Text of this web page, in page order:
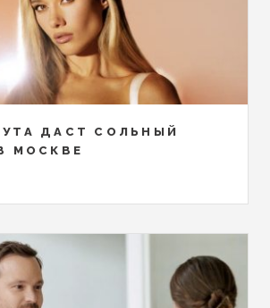
ДАСТ СОЛЬНЫЙ
МОСКВЕ